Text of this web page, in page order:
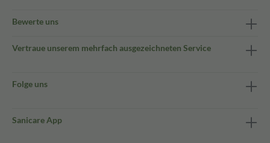
Bewerte uns
Vertraue unserem mehrfach ausgezeichneten Service
Folge uns
Sanicare App